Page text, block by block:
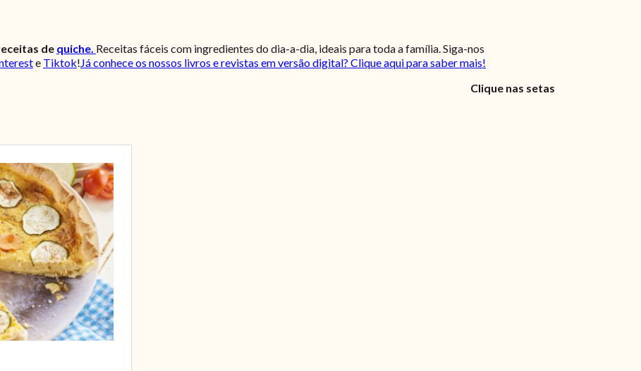
de quiche. Receitas fáceis com ingredientes do dia-a-dia, ideais para toda a família. Siga-nos
e Tiktok! Já conhece os nossos livros e revistas em versão digital? Clique aqui para saber mais!
Clique nas setas